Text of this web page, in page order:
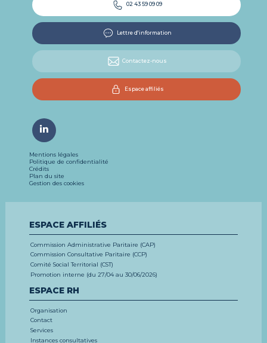
02 43 59 09 09
Lettre d'information
Contactez-nous
Espace affiliés
Mentions légales
Politique de confidentialité
Crédits
Plan du site
Gestion des cookies
ESPACE AFFILIÉS
Commission Administrative Paritaire (CAP)
Commission Consultative Paritaire (CCP)
Comité Social Territorial (CST)
Promotion interne (du 27/04 au 30/06/2026)
ESPACE RH
Organisation
Contact
Services
Instances consultatives